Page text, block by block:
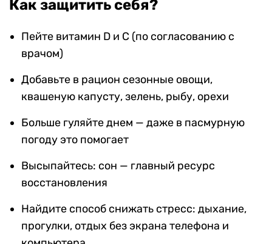
Как защитить себя?
Пейте витамин D и С (по согласованию с
врачом)
Добавьте в рацион сезонные овощи,
квашеную капусту, зелень, рыбу, орехи
Больше гуляйте днем — даже в пасмурную
погоду это помогает
Высыпайтесь: сон — главный ресурс
восстановления
Найдите способ снижать стресс: дыхание,
прогулки, отдых без экрана телефона и